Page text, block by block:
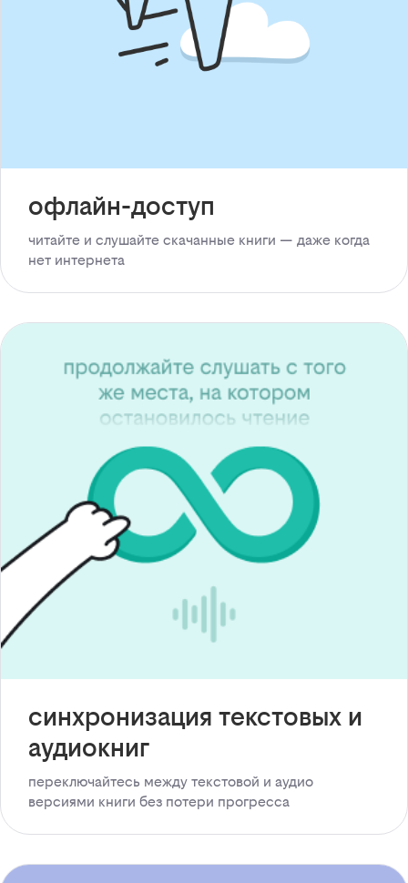
офлайн-доступ
читайте и слушайте скачанные книги — даже когда
нет интернета
синхронизация текстовых и
аудиокниг
переключайтесь между текстовой и аудио
версиями книги без потери прогресса